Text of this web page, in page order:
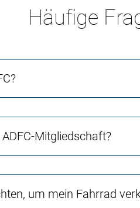
Häufige
Mitgliedschaft?
um mein Fahrrad